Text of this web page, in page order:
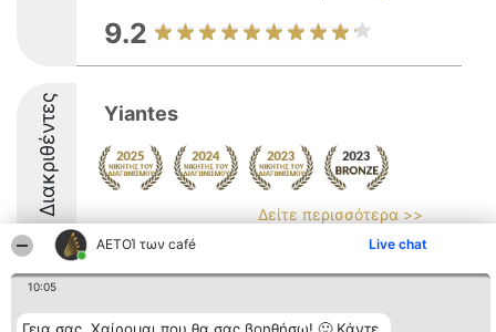
ΑΕΤΟΊ των café Live chat
10:05
9.2
Διακριθέντες Yiantes
Δείτε περισσότερα >>
8.8